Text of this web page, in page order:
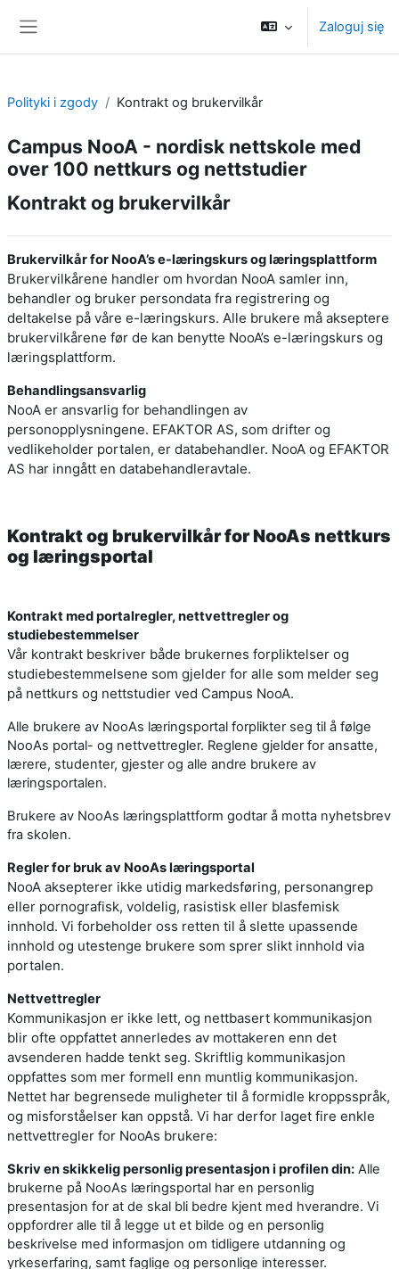
Zaloguj się
Polityki i zgody Kontrakt og brukervilkår
Campus NooA - nordisk nettskole med
over 100 nettkurs og nettstudier
Kontrakt og brukervilkår
Brukervilkår for NooA’s e-læringskurs og læringsplattform
Brukervilkårene handler om hvordan NooA samler inn,
behandler og bruker persondata fra registrering og
deltakelse på våre e-læringskurs. Alle brukere må akseptere
brukervilkårene før de kan benytte NooA’s e-læringskurs og
læringsplattform.
Behandlingsansvarlig
NooA er ansvarlig for behandlingen av
personopplysningene. EFAKTOR AS, som drifter og
vedlikeholder portalen, er databehandler. NooA og EFAKTOR
AS har inngått en databehandleravtale.
Kontrakt og brukervilkår for NooAs nettkurs
og læringsportal
Kontrakt med portalregler, nettvettregler og
studiebestemmelser
Vår kontrakt beskriver både brukernes forpliktelser og
studiebestemmelsene som gjelder for alle som melder seg
på nettkurs og nettstudier ved Campus NooA.
Alle brukere av NooAs læringsportal forplikter seg til å følge
NooAs portal- og nettvettregler. Reglene gjelder for ansatte,
lærere, studenter, gjester og alle andre brukere av
læringsportalen.
Brukere av NooAs læringsplattform godtar å motta nyhetsbrev
fra skolen.
Regler for bruk av NooAs læringsportal
NooA aksepterer ikke utidig markedsføring, personangrep
eller pornografisk, voldelig, rasistisk eller blasfemisk
innhold. Vi forbeholder oss retten til å slette upassende
innhold og utestenge brukere som sprer slikt innhold via
portalen.
Nettvettregler
Kommunikasjon er ikke lett, og nettbasert kommunikasjon
blir ofte oppfattet annerledes av mottakeren enn det
avsenderen hadde tenkt seg. Skriftlig kommunikasjon
oppfattes som mer formell enn muntlig kommunikasjon.
Nettet har begrensede muligheter til å formidle kroppsspråk,
og misforståelser kan oppstå. Vi har derfor laget fire enkle
nettvettregler for NooAs brukere:
Skriv en skikkelig personlig presentasjon i profilen din: Alle
brukerne på NooAs læringsportal har en personlig
presentasjon for at de skal bli bedre kjent med hverandre. Vi
oppfordrer alle til å legge ut et bilde og en personlig
beskrivelse med informasjon om tidligere utdanning og
yrkeserfaring, samt faglige og personlige interesser.